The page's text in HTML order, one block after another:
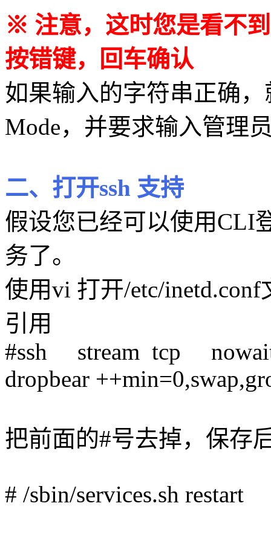
※ 注意，这时您是看不
按错键，回车确认
如果输入的字符串正确，
Mode，并要求输入管理
二、打开ssh 支持
假设您已经可以使用CLI
务了。
使用vi 打开/etc/
引用
#ssh stream tcp
dropbear
把前面的#号去掉，保存
# /sbin/services.sh restart